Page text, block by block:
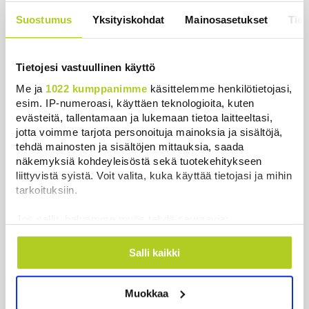
Suostumus Yksityiskohdat Mainosasetukset
Tietojesi vastuullinen käyttö
Me ja 1022 kumppanimme käsittelemme henkilötietojasi,
esim. IP-numeroasi, käyttäen teknologioita, kuten
evästeitä, tallentamaan ja lukemaan tietoa laitteeltasi,
jotta voimme tarjota personoituja mainoksia ja sisältöjä,
tehdä mainosten ja sisältöjen mittauksia, saada
näkemyksiä kohdeyleisöstä sekä tuotekehitykseen
liittyvistä syistä. Voit valita, kuka käyttää tietojasi ja mihin
tarkoituksiin.
Kerätä tietoja maantieteellisestä sijainnistasi,
mahdollisesti muutaman metrin tarkkuudella
ominaispiirteitä aktiivisesti (sormenjäljen
Salli kaikki
Muokkaa
suomalaistutkimus toi uutta tietoa
Uutiset
Uusimmat Luetuimmat